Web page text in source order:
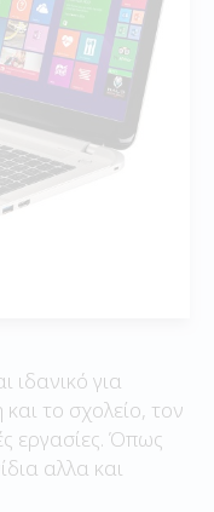
ιδανικό για
το σχολείο, τον
εργασίες. Όπως
αλλα και